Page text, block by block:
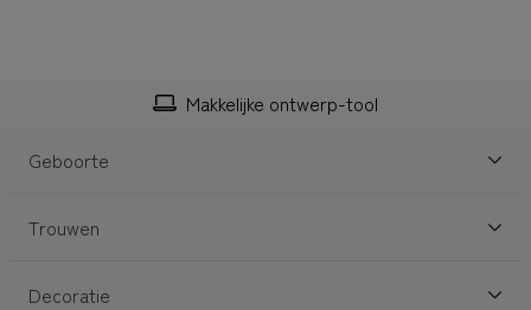
Makkelijke ontwerp-tool
Geboorte
Trouwen
Decoratie